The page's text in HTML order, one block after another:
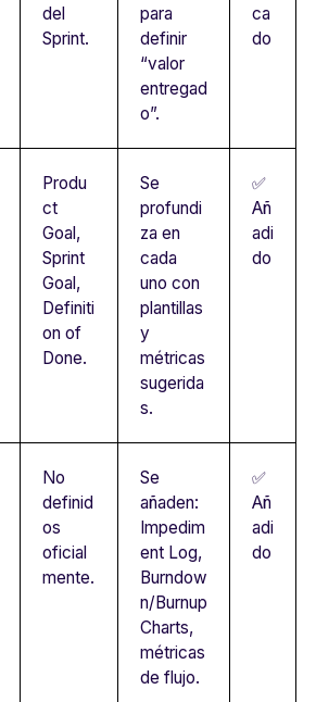
del
Sprint.
para
definir
“valor
entregad
o”.
ca
do
Produ
ct
Goal,
Sprint
Goal,
Definiti
on of
Done.
Se
profundi
za en
cada
uno con
plantillas
y
métricas
sugerida
s.
✅
Añ
adi
do
No
definid
os
oficial
mente.
Se
añaden:
Impedim
ent Log,
Burndow
n/Burnup
Charts,
métricas
de flujo.
✅
Añ
adi
do